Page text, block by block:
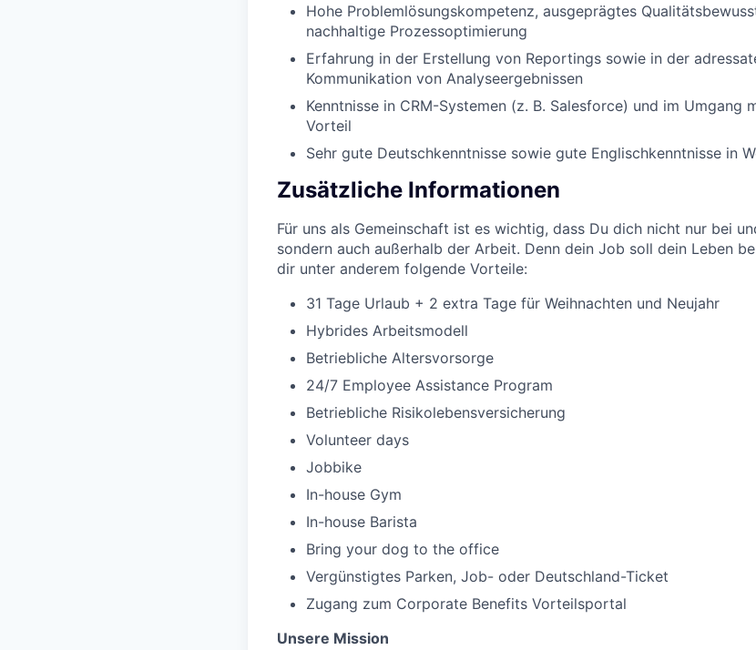
Hohe Problemlösungskompetenz, ausgeprägtes
nachhaltige Prozessoptimierung
Erfahrung in der Erstellung von Reportings sowie in der
Kommunikation von Analyseergebnissen
Kenntnisse in CRM-Systemen (z. B. Salesforce) und im Umgang
Vorteil
Sehr gute Deutschkenntnisse sowie gute Englischkenntnisse in
Zusätzliche Informationen
Für uns als Gemeinschaft ist es wichtig, dass Du dich nicht nur bei
sondern auch außerhalb der Arbeit. Denn dein Job soll dein Leben
dir unter anderem folgende Vorteile:
31 Tage Urlaub + 2 extra Tage für Weihnachten und Neujahr
Hybrides Arbeitsmodell
Betriebliche Altersvorsorge
24/7 Employee Assistance Program
Betriebliche Risikolebensversicherung
Volunteer days
Jobbike
In-house Gym
In-house Barista
Bring your dog to the office
Vergünstigtes Parken, Job- oder Deutschland-Ticket
Zugang zum Corporate Benefits Vorteilsportal
Unsere Mission